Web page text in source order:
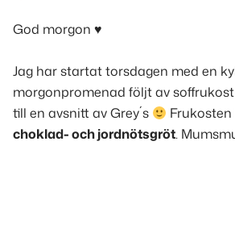
God morgon ♥
Jag har startat torsdagen med en
morgonpromenad följt av
till en avsnitt av Grey´s
choklad- och jordnötsgröt.